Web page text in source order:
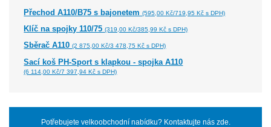
Přechod A110/B75 s bajonetem(595,00 Kč/719,95 Kč s DPH)
Klíč na spojky 110/75(319,00 Kč/385,99 Kč s DPH)
Sběrač A110(2 875,00 Kč/3 478,75 Kč s DPH)
Sací koš PH-Sport s klapkou - spojka A110
(6 114,00 Kč/7 397,94 Kč s DPH)
Potřebujete velkoobchodní nabídku? Kontaktujte nás zde.